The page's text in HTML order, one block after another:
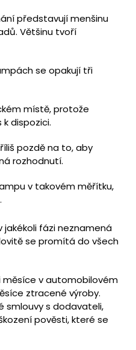
představují menšinu
Většinu tvoří
se opakují tři
místě, protože
dispozici.
pozdě na to, aby
rozhodnutí.
v takovém měřítku,
jakékoli fázi neznamená
se promítá do všech
měsíce v automobilovém
ztracené výroby.
smlouvy s dodavateli,
pověsti, které se